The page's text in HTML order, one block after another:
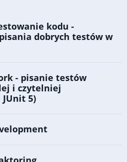
kodu -
dobrych testów w
- pisanie testów
i czytelniej
5)